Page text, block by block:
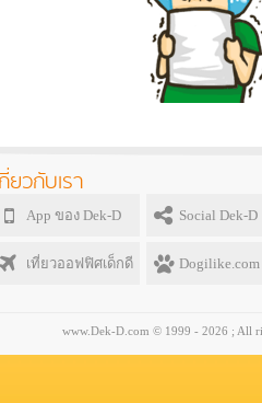
ยวกับเรา
App ของ Dek-D Social Dek-D
เที่ยวออฟฟิศเด็กดี Dogilike.com
www.Dek-D.com © 1999 - 2026 ; All